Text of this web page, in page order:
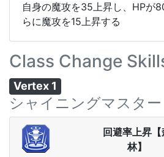
自身の魔攻を35上昇し、HPが
らに魔攻を15上昇する
Class Change
Vertex 1
シャイニングマスター
回避率上昇【
林】